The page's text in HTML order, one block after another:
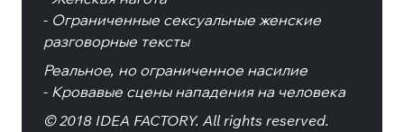
- Ограниченные сексуальные женские
разговорные тексты
Реальное, но ограниченное насилие
- Кровавые сцены нападения на человека
© 2018 IDEA FACTORY. All rights reserved.